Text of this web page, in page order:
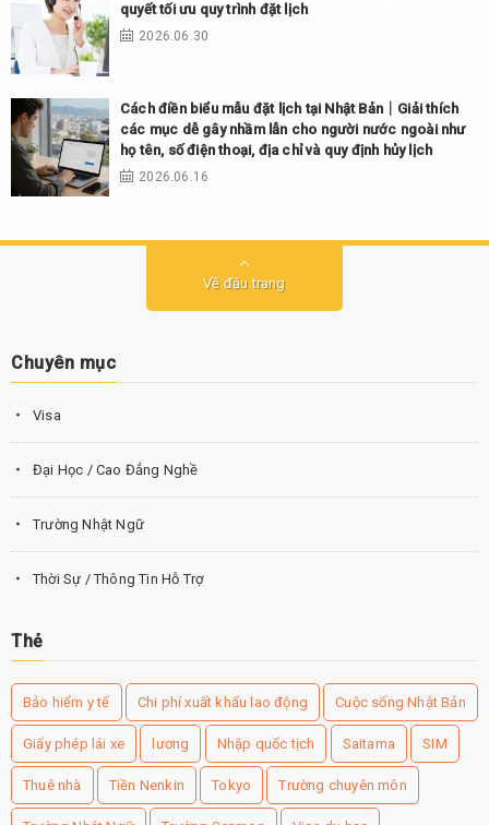
quyết tối ưu quy trình đặt lịch
2026.06.30
Cách điền biểu mẫu đặt lịch tại Nhật Bản｜Giải thích
các mục dễ gây nhầm lẫn cho người nước ngoài như
họ tên, số điện thoại, địa chỉ và quy định hủy lịch
2026.06.16
Về đầu trang
Chuyên mục
Visa
Đại Học / Cao Đẳng Nghề
Trường Nhật Ngữ
Thời Sự / Thông Tin Hỗ Trợ
Thẻ
Bảo hiểm y tế Chi phí xuất khẩu lao động Cuộc sống Nhật Bản
Giấy phép lái xe lương Nhập quốc tịch Saitama SIM
Thuê nhà Tiền Nenkin Tokyo Trường chuyên môn